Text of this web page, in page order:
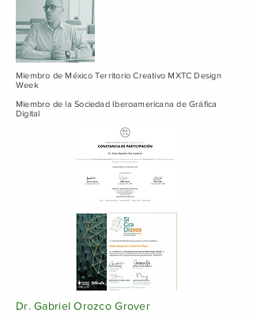
Miembro de México Territorio Creativo MXTC Design
Week
Miembro de la Sociedad Iberoamericana de Gráfica
Digital
Dr. Gabriel Orozco Grover